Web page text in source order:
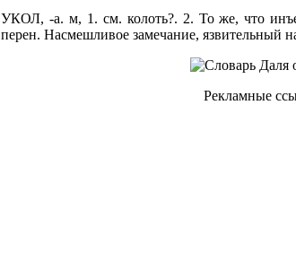
УКОЛ, -а. м, 1. см. колоть?. 2. То же, что
перен. Насмешливое замечание, язвительный
Рекламные